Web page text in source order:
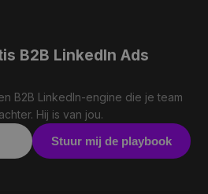
B2B LinkedIn Ads
B2B LinkedIn-engine die je team
Hij is van jou.
Stuur mij de playbook